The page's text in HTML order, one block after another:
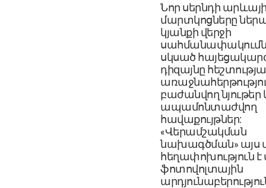
Նոր սերնդի
մարտկոցները
կյանքի վերջի
սկսած
դիզայնը
բաժանվող նյութեր
ապամոնտաժվող
հավաքույթներ:
«Վերամշակման
նախագծման» այս
հեղափոխություն է
ֆոտովոլտային